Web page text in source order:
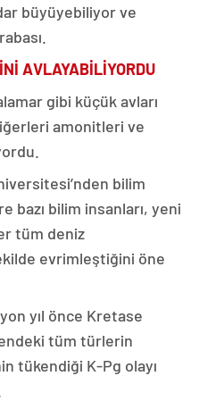
büyüyebiliyor ve
AVLAYABİLİYORDU
gibi küçük avları
amonitleri ve
bilim
bazı bilim insanları, yeni
tüm deniz
evrimleştiğini öne
yıl önce Kretase
tüm türlerin
tükendiği K-Pg olayı